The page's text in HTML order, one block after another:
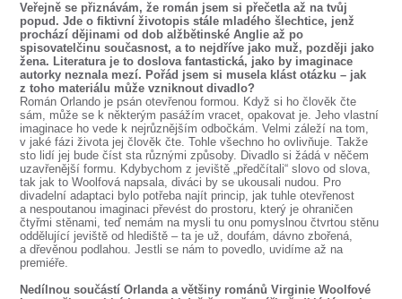
Veřejně se přiznávám, že román jsem si přečetla až na tvůj
popud. Jde o fiktivní životopis stále mladého šlechtice, jenž
prochází dějinami od dob alžbětinské Anglie až po
spisovatelčinu současnost, a to nejdříve jako muž, později jako
žena. Literatura je to doslova fantastická, jako by imaginace
autorky neznala mezí. Pořád jsem si musela klást otázku – jak
z toho materiálu může vzniknout divadlo?
Román Orlando je psán otevřenou formou. Když si ho člověk čte
sám, může se k některým pasážím vracet, opakovat je. Jeho vlastní
imaginace ho vede k nejrůznějším odbočkám. Velmi záleží na tom,
v jaké fázi života jej člověk čte. Tohle všechno ho ovlivňuje. Takže
sto lidí jej bude číst sta různými způsoby. Divadlo si žádá v něčem
uzavřenější formu. Kdybychom z jeviště „předčítali“ slovo od slova,
tak jak to Woolfová napsala, diváci by se ukousali nudou. Pro
divadelní adaptaci bylo potřeba najít princip, jak tuhle otevřenost
a nespoutanou imaginaci převést do prostoru, který je ohraničen
čtyřmi stěnami, teď nemám na mysli tu onu pomyslnou čtvrtou stěnu
oddělující jeviště od hlediště – ta je už, doufám, dávno zbořená,
a dřevěnou podlahou. Jestli se nám to povedlo, uvidíme až na
premiéře.
Nedílnou součástí Orlanda a většiny románů Virginie Woolfové